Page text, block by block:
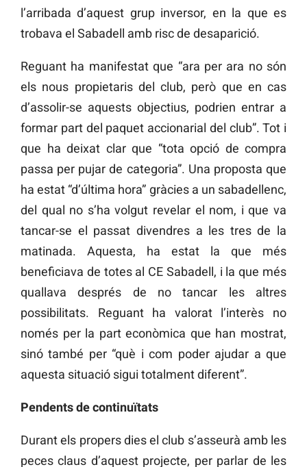
l’arribada d’aquest grup inversor, en la que es
trobava el Sabadell amb risc de desaparició.
Reguant ha manifestat que “ara per ara no són
els nous propietaris del club, però que en cas
d’assolir-se aquests objectius, podrien entrar a
formar part del paquet accionarial del club”. Tot i
que ha deixat clar que “tota opció de compra
passa per pujar de categoria”. Una proposta que
ha estat “d’última hora” gràcies a un sabadellenc,
del qual no s’ha volgut revelar el nom, i que va
tancar-se el passat divendres a les tres de la
matinada. Aquesta, ha estat la que més
beneficiava de totes al CE Sabadell, i la que més
quallava després de no tancar les altres
possibilitats. Reguant ha valorat l’interès no
només per la part econòmica que han mostrat,
sinó també per “què i com poder ajudar a que
aquesta situació sigui totalment diferent”.
Pendents de continuïtats
Durant els propers dies el club s’asseurà amb les
peces claus d’aquest projecte, per parlar de les